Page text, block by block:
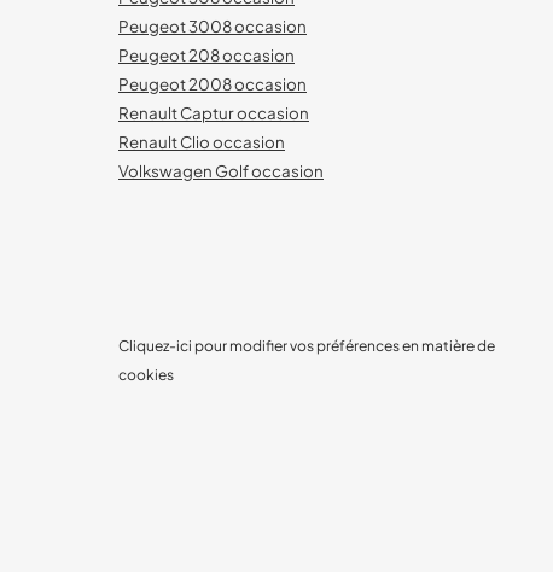
Peugeot 3008 occasion
Peugeot 208 occasion
Peugeot 2008 occasion
Renault Captur occasion
Renault Clio occasion
Volkswagen Golf occasion
Cliquez-ici pour modifier vos préférences en matière de
cookies